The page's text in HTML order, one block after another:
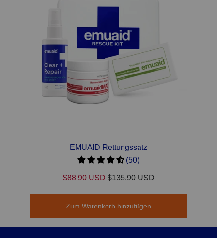
EMUAID Rettungssatz
(50)
$88.90 USD$135.90 USD
Zum Warenkorb hinzufügen